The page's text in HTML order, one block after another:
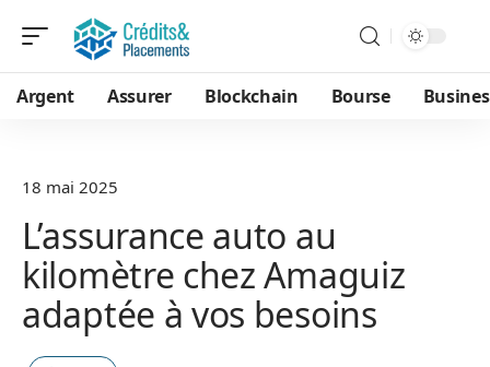
Argent Assurer Blockchain Bourse
18 mai 2025
L’assurance auto au
kilomètre chez Amaguiz
adaptée à vos besoins